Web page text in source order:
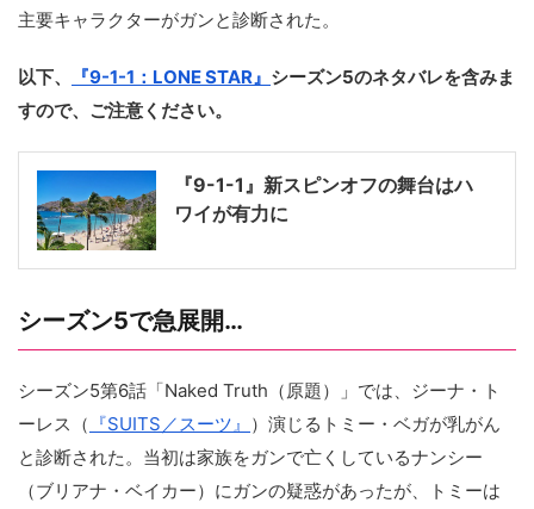
主要キャラクターがガンと診断された。
以下、 『9-1-1：LONE STAR』 シーズン5のネタバレを含みま
すので、ご注意ください。
『9-1-1』新スピンオフの舞台はハ
ワイが有力に
シーズン5で急展開…
シーズン5第6話「Naked Truth（原題）」では、ジーナ・ト
ーレス（ 『SUITS／スーツ』 ）演じるトミー・ベガが乳がん
と診断された。当初は家族をガンで亡くしているナンシー
（ブリアナ・ベイカー）にガンの疑惑があったが、トミーは